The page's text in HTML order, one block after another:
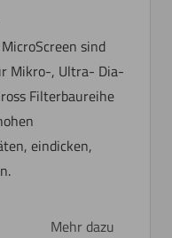
sind
Mikro-, Ultra- Dia-
Filterbaureihe
eindicken,
Mehr dazu